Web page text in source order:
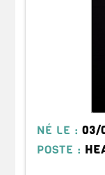
NÉ LE :03/
POSTE :